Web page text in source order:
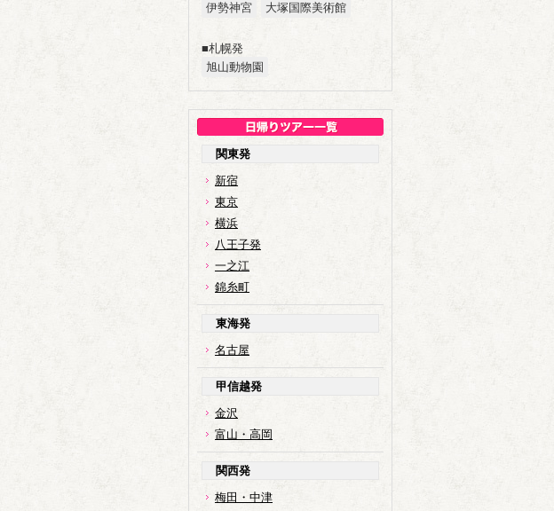
伊勢神宮
大塚国際美術館
■札幌発
旭山動物園
関東発
新宿
東京
横浜
八王子発
一之江
錦糸町
東海発
名古屋
甲信越発
金沢
富山・高岡
関西発
梅田・中津